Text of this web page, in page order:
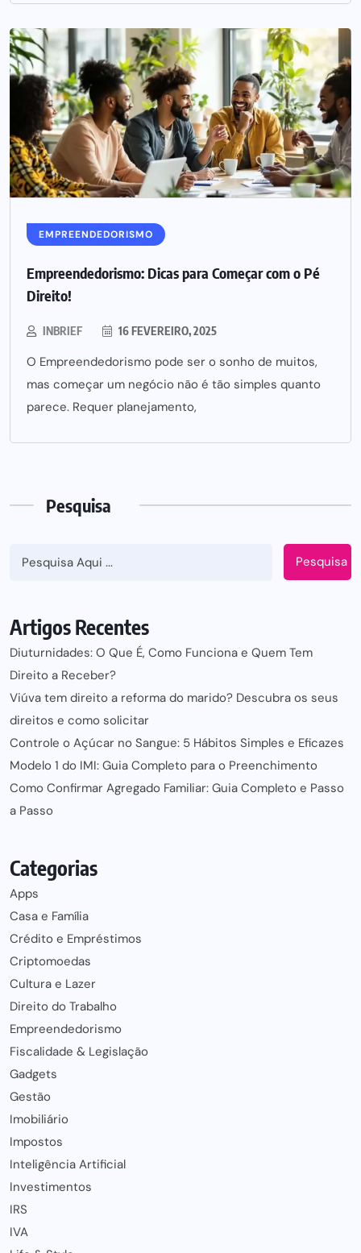
EMPREENDEDORISMO
Empreendedorismo: Dicas para Começar com o Pé
Direito!
INBRIEF 16 FEVEREIRO, 2025
O Empreendedorismo pode ser o sonho de muitos,
mas começar um negócio não é tão simples quanto
parece. Requer planejamento,
Pesquisa
Pesquisa
Artigos Recentes
Diuturnidades: O Que É, Como Funciona e Quem Tem
Direito a Receber?
Viúva tem direito a reforma do marido? Descubra os seus
direitos e como solicitar
Controle o Açúcar no Sangue: 5 Hábitos Simples e Eficazes
Modelo 1 do IMI: Guia Completo para o Preenchimento
Como Confirmar Agregado Familiar: Guia Completo e Passo
a Passo
Categorias
Apps
Casa e Família
Crédito e Empréstimos
Criptomoedas
Cultura e Lazer
Direito do Trabalho
Empreendedorismo
Fiscalidade & Legislação
Gadgets
Gestão
Imobiliário
Impostos
Inteligência Artificial
Investimentos
IRS
IVA